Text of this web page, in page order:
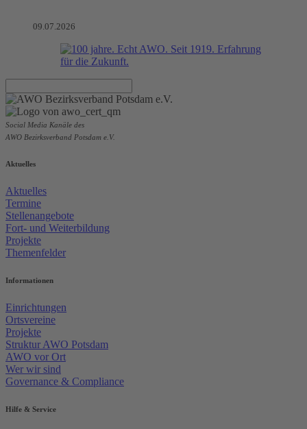
09.07.2026
Social Media Kanäle des
AWO Bezirksverband Potsdam e.V.
Aktuelles
Aktuelles
Termine
Stellenangebote
Fort- und Weiterbildung
Projekte
Themenfelder
Informationen
Einrichtungen
Ortsvereine
Projekte
Struktur AWO Potsdam
AWO vor Ort
Wer wir sind
Governance & Compliance
Hilfe & Service